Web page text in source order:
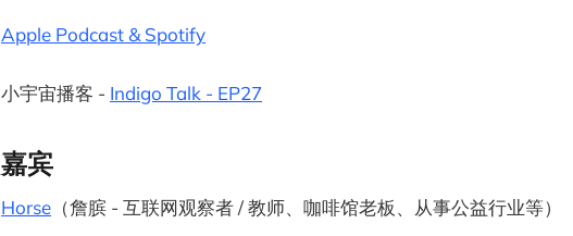
频作者 INDIGO科技加速站, 作者简介 ，相关视频：儿童注意力训练，
INDIGO TALK - EP20，对谈汗青 AI 影视与媒体的未来 / INDIGO TALK
- EP24，深度剖析 AI Agent 新范式 / INDIGO TALK - EP18，INDIGO
（完整版）/ INDIGO LIVE，INDIGO 的年终巨献 - 重构世界的力量与潮
流 - 2024 𝕏 精华回顾与 2025 展望，把注意力从自己的身心移开，
Apple Podcast & Spotify
小宇宙播客 - Indigo Talk - EP27
嘉宾
Horse （詹膑 - 互联网观察者 / 教师、咖啡馆老板、从事公益行业等）